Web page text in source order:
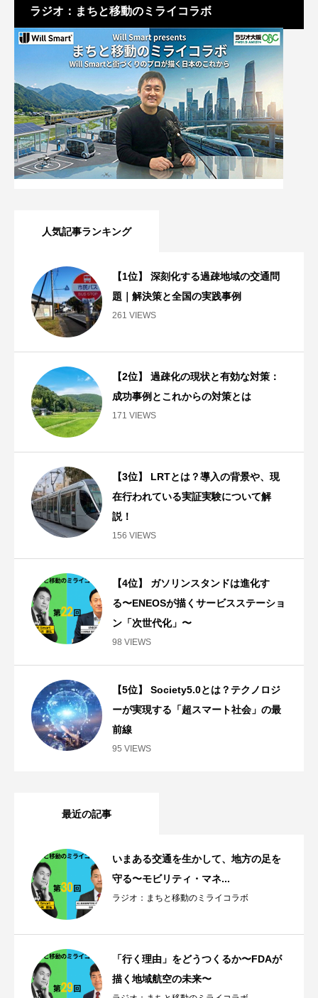
ラジオ：まちと移動のミライコラボ
人気記事ランキング
【1位】 深刻化する過疎地域の交通問
題｜解決策と全国の実践事例
261 VIEWS
【2位】 過疎化の現状と有効な対策：
成功事例とこれからの対策とは
171 VIEWS
【3位】 LRTとは？導入の背景や、現
在行われている実証実験について解
説！
156 VIEWS
【4位】 ガソリンスタンドは進化す
る〜ENEOSが描くサービスステーショ
ン「次世代化」〜
98 VIEWS
【5位】 Society5.0とは？テクノロジ
ーが実現する「超スマート社会」の最
前線
95 VIEWS
最近の記事
いまある交通を生かして、地方の足を
守る〜モビリティ・マネ...
ラジオ：まちと移動のミライコラボ
「行く理由」をどうつくるか〜FDAが
描く地域航空の未来〜